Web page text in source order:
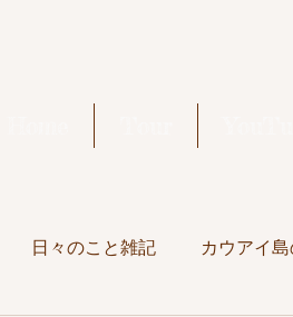
日々のこと雑記 カウアイ島